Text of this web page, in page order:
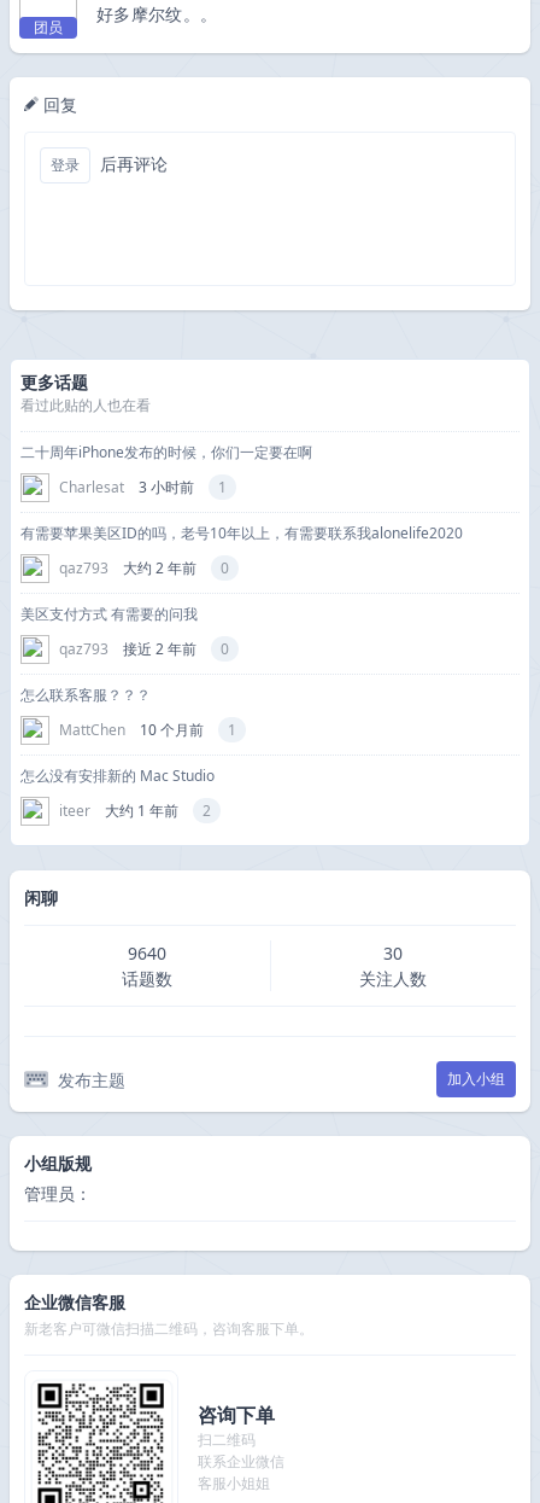
团员
好多摩尔纹。。
回复
登录 后再评论
更多话题
看过此贴的人也在看
二十周年iPhone发布的时候，你们一定要在啊
Charlesat
3 小时前 1
有需要苹果美区ID的吗，老号10年以上，有需要联系我alonelife2020
qaz793
大约 2 年前 0
美区支付方式 有需要的问我
qaz793
接近 2 年前 0
怎么联系客服？？？
MattChen
10 个月前 1
怎么没有安排新的 Mac Studio
iteer
大约 1 年前 2
闲聊
9640
话题数
30
关注人数
发布主题 加入小组
小组版规
管理员：
企业微信客服
新老客户可微信扫描二维码，咨询客服下单。
咨询下单
扫二维码
联系企业微信
客服小姐姐